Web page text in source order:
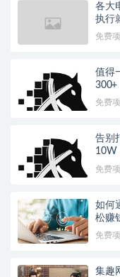
各大
执行
免费项
值得
300+
免费项
告别
10W
免费项
如何
松赚
免费项
集趣